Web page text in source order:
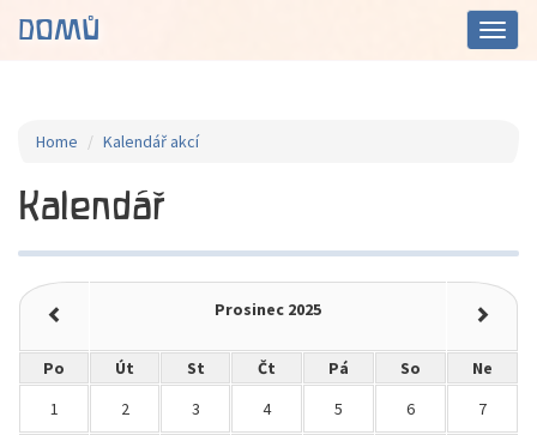
DOMŮ
Home Kalendář akcí
Kalendář
Prosinec 2025
Po Út St Čt Pá So
Ne
1
2 3 4 5 6 7